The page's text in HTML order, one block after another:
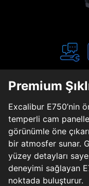
Premium
Excalibur E750’nin
temperli cam
görünümle öne
bir atmosfer sunar.
yüzey detayları
deneyimi sağlayan
noktada buluşturur.